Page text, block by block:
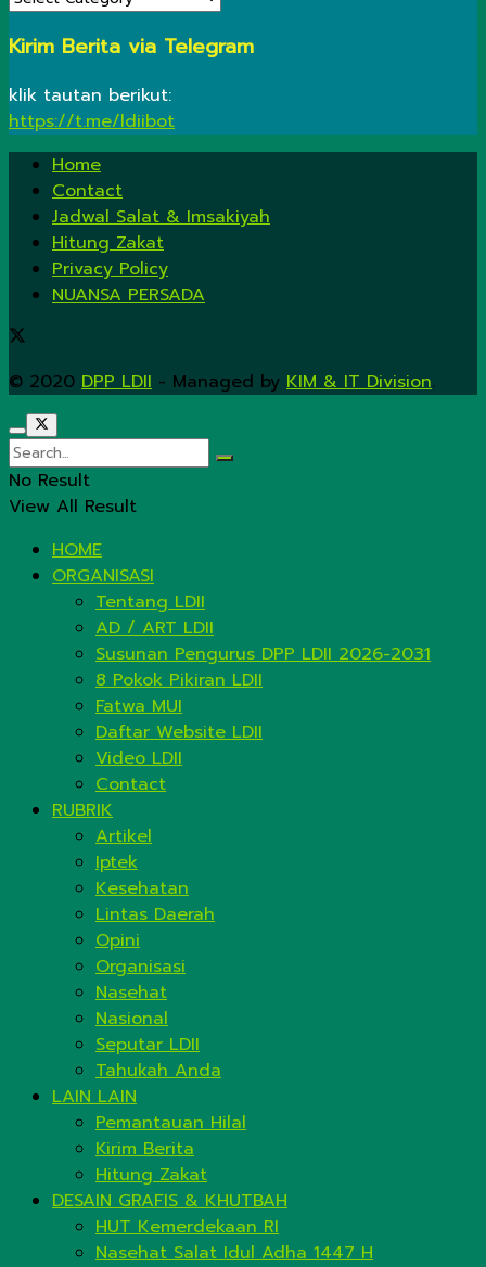
Kirim Berita via Telegram
klik tautan berikut:
https://t.me/ldiibot
Home
Contact
Jadwal Salat & Imsakiyah
Hitung Zakat
Privacy Policy
NUANSA PERSADA
© 2020 DPP LDII - Managed by KIM & IT Division.
No Result
View All Result
HOME
ORGANISASI
Tentang LDII
AD / ART LDII
Susunan Pengurus DPP LDII 2026-2031
8 Pokok Pikiran LDII
Fatwa MUI
Daftar Website LDII
Video LDII
Contact
RUBRIK
Artikel
Iptek
Kesehatan
Lintas Daerah
Opini
Organisasi
Nasehat
Nasional
Seputar LDII
Tahukah Anda
LAIN LAIN
Pemantauan Hilal
Kirim Berita
Hitung Zakat
DESAIN GRAFIS & KHUTBAH
HUT Kemerdekaan RI
Nasehat Salat Idul Adha 1447 H